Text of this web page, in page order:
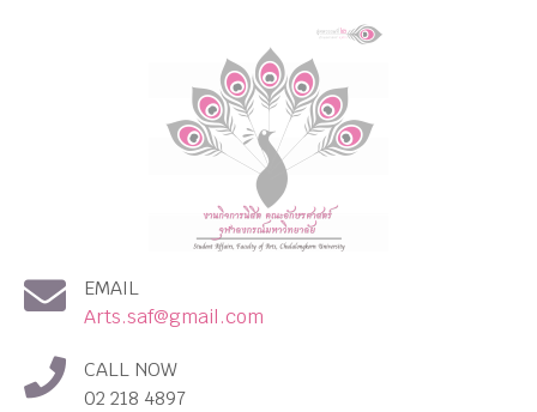
งานกิจการนิสิต คณะอักษร
ศาสตร์ จุฬาลงกรณ์
มหาวิทยาลัย
EMAIL
Arts.saf@gmail.com
CALL NOW
02 218 4897